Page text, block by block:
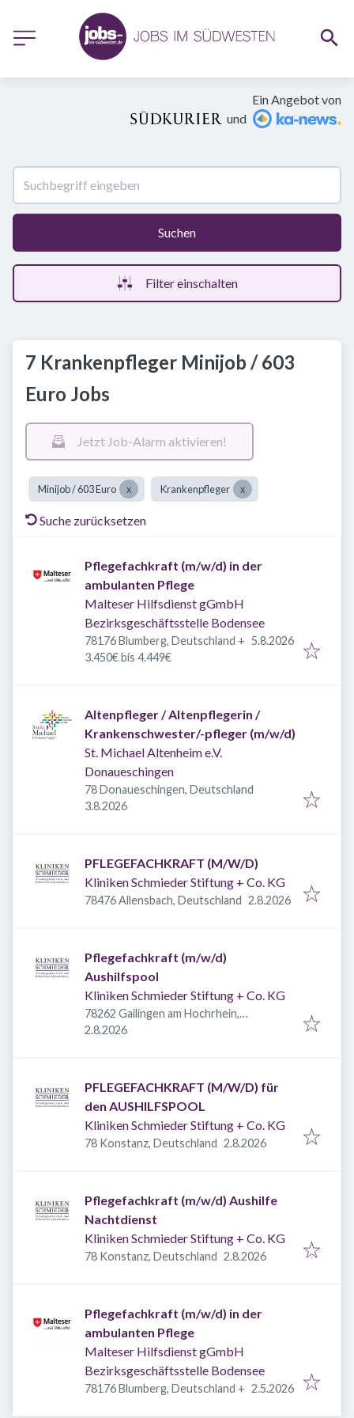
Ein Angebot von
und
Suchen
Filter einschalten
7 Krankenpfleger Minijob / 603
Euro Jobs
Jetzt Job-Alarm aktivieren!
Minijob / 603 Euro Krankenpfleger
Suche zurücksetzen
Pflegefachkraft (m/w/d) in der
ambulanten Pflege
Malteser Hilfsdienst gGmbH
Bezirksgeschäftsstelle Bodensee
78176 Blumberg, Deutschland + Veröffentlicht
5.8.2026
3.450€ bis 4.449€
Altenpfleger / Altenpflegerin /
Krankenschwester/-pfleger (m/w/d)
St. Michael Altenheim e.V.
Donaueschingen
78 Donaueschingen, Deutschland
Veröffentlicht
3.8.2026
PFLEGEFACHKRAFT (M/W/D)
Kliniken Schmieder Stiftung + Co. KG
78476 Allensbach, Deutschland Veröffentlicht
2.8.2026
Pflegefachkraft (m/w/d)
Aushilfspool
Kliniken Schmieder Stiftung + Co. KG
78262 Gailingen am Hochrhein,
Deutschland
Veröffentlicht
2.8.2026
PFLEGEFACHKRAFT (M/W/D) für
den AUSHILFSPOOL
Kliniken Schmieder Stiftung + Co. KG
78 Konstanz, Deutschland Veröffentlicht
2.8.2026
Pflegefachkraft (m/w/d) Aushilfe
Nachtdienst
Kliniken Schmieder Stiftung + Co. KG
78 Konstanz, Deutschland Veröffentlicht
2.8.2026
Pflegefachkraft (m/w/d) in der
ambulanten Pflege
Malteser Hilfsdienst gGmbH
Bezirksgeschäftsstelle Bodensee
78176 Blumberg, Deutschland + Veröffentlicht
2.5.2026